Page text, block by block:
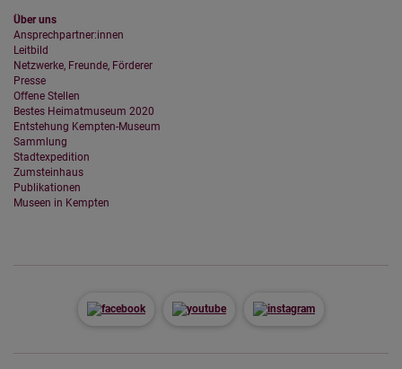
Über uns
Ansprechpartner:innen
Leitbild
Netzwerke, Freunde, Förderer
Presse
Offene Stellen
Bestes Heimatmuseum 2020
Entstehung Kempten-Museum
Sammlung
Stadtexpedition
Zumsteinhaus
Publikationen
Museen in Kempten